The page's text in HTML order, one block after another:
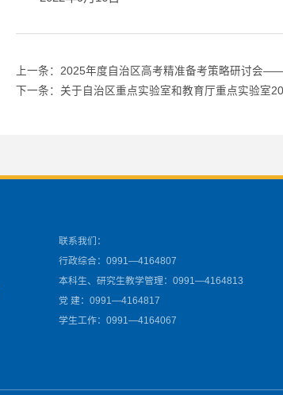
上一条：2025年度自治区高考精准备考策略研讨会
下一条：关于自治区重点实验室和教育厅重点实验室
联系我们：
行政综合：0991—4164807
本科生、研究生教学管理：0991—4164813
党 建：0991—4164817
学生工作：0991—4164067